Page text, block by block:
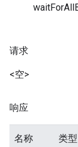
请求
<空>
响应
名称 类型